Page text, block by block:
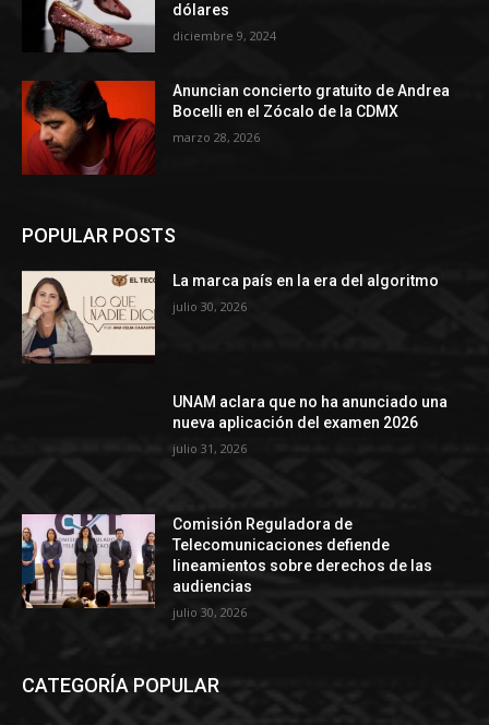
dólares
diciembre 9, 2024
Anuncian concierto gratuito de Andrea
Bocelli en el Zócalo de la CDMX
marzo 28, 2026
POPULAR POSTS
La marca país en la era del algoritmo
julio 30, 2026
UNAM aclara que no ha anunciado una
nueva aplicación del examen 2026
julio 31, 2026
Comisión Reguladora de
Telecomunicaciones defiende
lineamientos sobre derechos de las
audiencias
julio 30, 2026
CATEGORÍA POPULAR